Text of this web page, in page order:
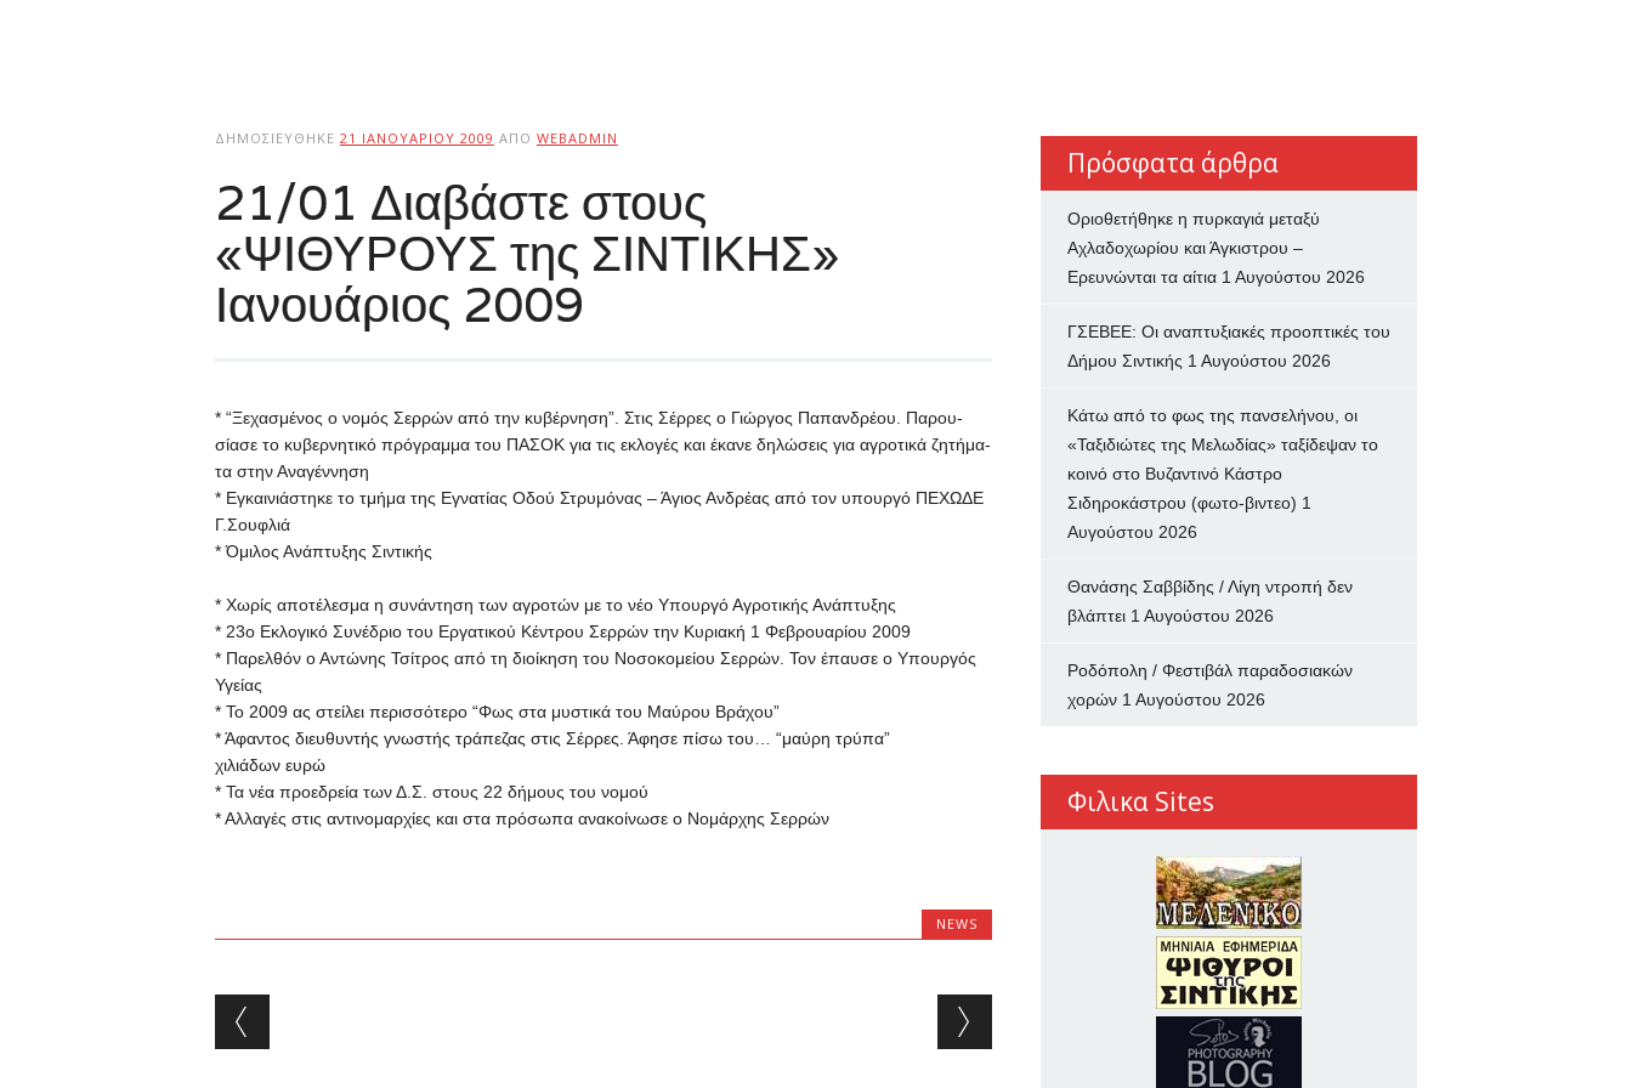
ΔΗΜΟΣΙΕΎΘΗΚΕ 21 ΙΑΝΟΥΑΡΊΟΥ 2009 ΑΠΌ WEBADMIN
21/01 Διαβάστε στους
«ΨΙΘΥΡΟΥΣ της ΣΙΝΤΙΚΗΣ»
Ιανουάριος 2009
* “Ξε­χα­σμέ­νος ο νο­μός Σερ­ρών α­πό την κυ­βέρ­νη­ση”. Στις Σέρ­ρες ο Γιώρ­γος Πα­παν­δρέ­ου. Πα­ρου­
σίασε το κυ­βερ­νη­τι­κό πρό­γραμ­μα του ΠΑ­ΣΟΚ για τις ε­κλο­γές και έ­κα­νε δη­λώ­σεις για α­γρο­τι­κά ζη­τή­μα­
τα στην Α­να­γέν­νη­ση
* Ε­γκαι­νιά­στη­κε το τμή­μα της Ε­γνα­τί­ας Ο­δού Στρυ­μό­νας – Ά­γιος Αν­δρέ­ας α­πό τον υ­πουρ­γό ΠΕ­ΧΩ­ΔΕ
Γ.Σου­φλιά
*Όμιλος Ανάπτυξης Σιντικής
* Χωρίς αποτέλεσμα η συνάντηση των αγροτών με το νέο Υπουργό Αγροτικής Ανάπτυξης
* 23ο Εκλογικό Συνέδριο του Εργατικού Κέντρου Σερρών την Κυριακή 1 Φεβρουαρίου 2009
* Παρελθόν ο Αντώνης Τσίτρος από τη διοίκηση του Νοσοκομείου Σερρών. Τον έπαυσε ο Υπουργός
Υγείας
* Το 2009 ας στείλει περισσότερο “Φως στα μυστικά του Μαύρου Βράχου”
* Άφαντος διευθυντής γνωστής τράπεζας στις Σέρρες. Άφησε πίσω του… “μαύρη τρύπα”
χιλιάδων ευρώ
* Τα νέα προεδρεία των Δ.Σ. στους 22 δήμους του νομού
* Αλλαγές στις αντινομαρχίες και στα πρόσωπα ανακοίνωσε ο Νομάρχης Σερρών
NEWS
Post navigation
Πρόσφατα άρθρα
Οριοθετήθηκε η πυρκαγιά μεταξύ
Αχλαδοχωρίου και Άγκιστρου –
Ερευνώνται τα αίτια 1 Αυγούστου 2026
ΓΣΕΒΕΕ: Οι αναπτυξιακές προοπτικές του
Δήμου Σιντικής 1 Αυγούστου 2026
Κάτω από το φως της πανσελήνου, οι
«Ταξιδιώτες της Μελωδίας» ταξίδεψαν το
κοινό στο Βυζαντινό Κάστρο
Σιδηροκάστρου (φωτο-βιντεο) 1
Αυγούστου 2026
Θανάσης Σαββίδης / Λίγη ντροπή δεν
βλάπτει 1 Αυγούστου 2026
Ροδόπολη / Φεστιβάλ παραδοσιακών
χορών 1 Αυγούστου 2026
Φιλικα Sites